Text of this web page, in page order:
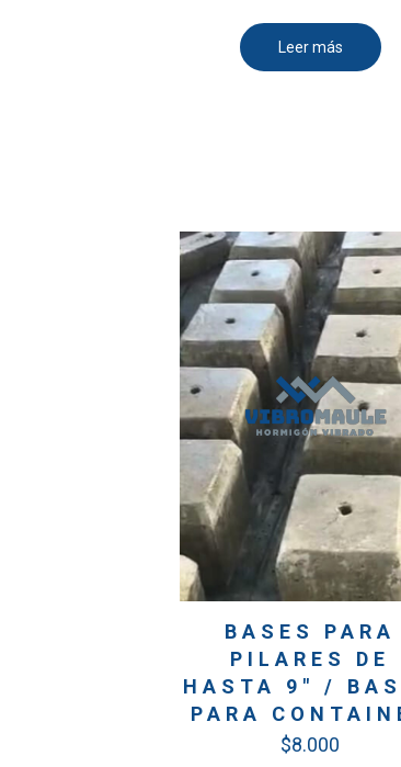
Leer más
BASES PARA
PILARES DE
HASTA 9″ /
PARA
$8.000